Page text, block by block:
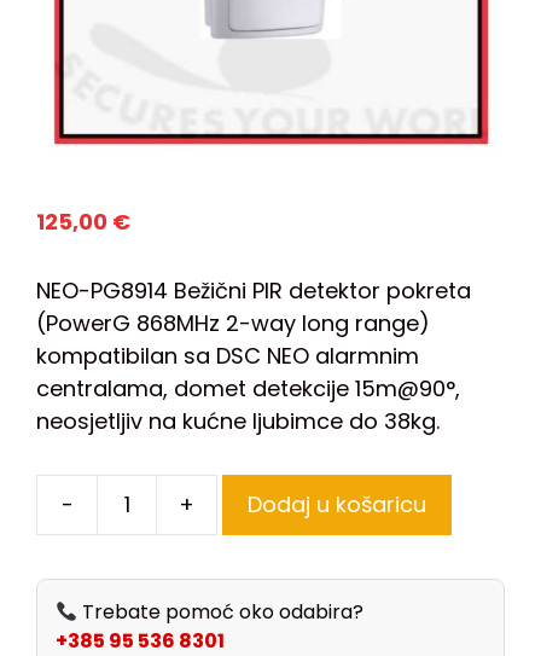
125,00 €
NEO-PG8914 Bežični PIR detektor pokreta
(PowerG 868MHz 2-way long range)
kompatibilan sa DSC NEO alarmnim
centralama, domet detekcije 15m@90°,
neosjetljiv na kućne ljubimce do 38kg.
- + Dodaj u košaricu
Trebate pomoć oko odabira?
+385 95 536 8301